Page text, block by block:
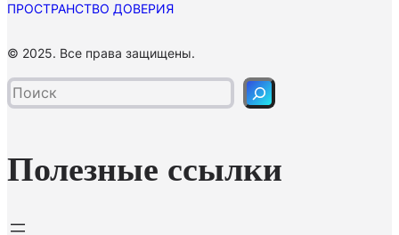
ПРОСТРАНСТВО ДОВЕРИЯ
© 2025. Все права защищены.
о
и
Полезные ссылки